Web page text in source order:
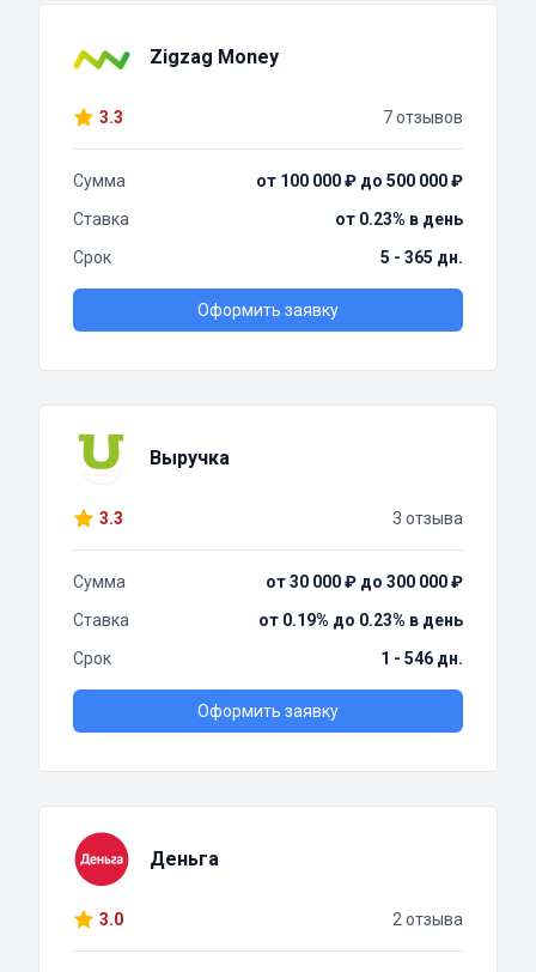
Zigzag Money
3.3 7 отзывов
Сумма
от 100 000 ₽ до 500 000 ₽
Ставка
от 0.23% в день
Срок
5 - 365 дн.
Оформить заявку
Выручка
3.3 3 отзыва
Сумма
от 30 000 ₽ до 300 000 ₽
Ставка
от 0.19% до 0.23% в день
Срок
1 - 546 дн.
Оформить заявку
Деньга
3.0 2 отзыва